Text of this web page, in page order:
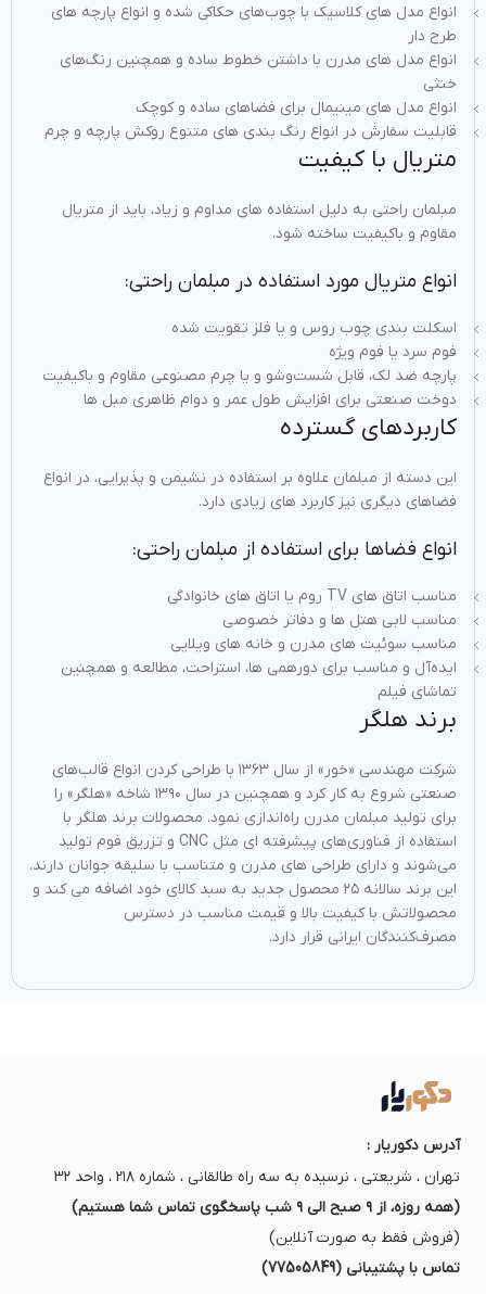
انواع مدل‌ های کلاسیک با چوب‌های حکاکی‌ شده و انواع پارچه‌ های
طرح‌ دار
انواع مدل‌ های مدرن با داشتن خطوط ساده و همچنین رنگ‌های
خنثی
انواع مدل‌ های مینیمال برای فضاهای ساده و کوچک
قابلیت سفارش در انواع رنگ‌ بندی های متنوع روکش پارچه و چرم
متریال با کیفیت
مبلمان راحتی به دلیل استفاده‌ های مداوم و زیاد، باید از متریال
مقاوم و باکیفیت ساخته شود.
انواع متریال مورد استفاده در مبلمان راحتی:
اسکلت‌ بندی چوب روس و یا فلز تقویت‌ شده
فوم سرد یا فوم ویژه
پارچه ضد لک، قابل شست‌وشو و یا چرم مصنوعی مقاوم و باکیفیت
دوخت صنعتی برای افزایش طول عمر و دوام ظاهری مبل ها
کاربردهای گسترده
این دسته از مبلمان علاوه بر استفاده در نشیمن و پذیرایی، در انواع
فضاهای دیگری نیز کاربرد های زیادی دارد.
انواع فضاها برای استفاده از مبلمان راحتی:
مناسب اتاق های TV روم یا اتاق های خانوادگی
مناسب لابی هتل‌ ها و دفاتر خصوصی
مناسب سوئیت‌ های مدرن و خانه‌ های ویلایی
ایده‌آل و مناسب برای دورهمی ها، استراحت، مطالعه و همچنین
تماشای فیلم
برند هلگر
شرکت مهندسی «خور» از سال ۱۳۶۳ با طراحی کردن انواع قالب‌های
صنعتی شروع به کار کرد و همچنین در سال ۱۳۹۰ شاخه «هلگر» را
برای تولید مبلمان مدرن راه‌اندازی نمود. محصولات برند هلگر با
استفاده از فناوری‌های پیشرفته ای مثل CNC و تزریق فوم تولید
می‌شوند و دارای طراحی‌ های مدرن و متناسب با سلیقه جوانان دارند.
این برند سالانه ۲۵ محصول جدید به سبد کالای خود اضافه می کند و
محصولاتش با کیفیت بالا و قیمت مناسب در دسترس
مصرف‌کنندگان ایرانی قرار دارد.
آدرس دکوریار :
تهران ، شریعتی ، نرسیده به سه راه طالقانی ، شماره ۲۱۸ ، واحد ۳۲
(همه روزه، از ۹ صبح الی ۹ شب پاسخگوی تماس شما هستیم)
(فروش فقط به صورت آنلاین)
تماس با پشتیبانی (77505849)